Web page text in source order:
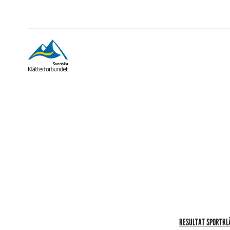
RESULTAT